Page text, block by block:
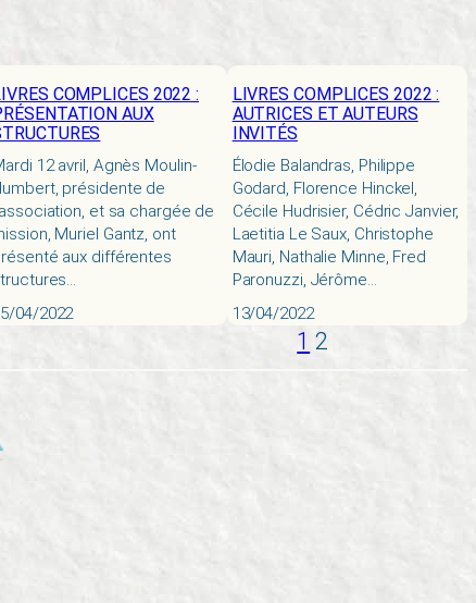
COMPLICES 2022 :
AUX
12 avril, Agnès Moulin-
présidente de
et sa chargée de
Muriel Gantz, ont
aux différentes
04/2022
LIVRES COMPLICES 2022 :
AUTRICES ET AUTEURS
INVITÉS
Élodie Balandras, Philippe
Godard, Florence Hinckel,
Cécile Hudrisier, Cédric Janvier,
Laetitia Le Saux, Christophe
Mauri, Nathalie Minne, Fred
Paronuzzi, Jérôme…
13/04/2022
1 2